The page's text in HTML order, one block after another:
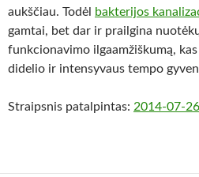
aukščiau. Todėl
bakterijos
gamtai, bet dar ir prailgina
funkcionavimo ilgaamžiškumą,
didelio ir intensyvaus tempo
Straipsnis patalpintas: 2014-07-26